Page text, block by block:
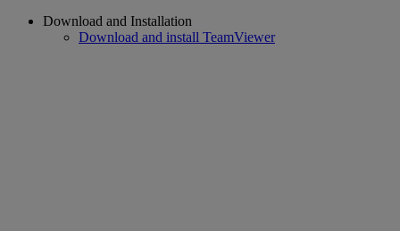
Download and Installation
Download and install TeamViewer